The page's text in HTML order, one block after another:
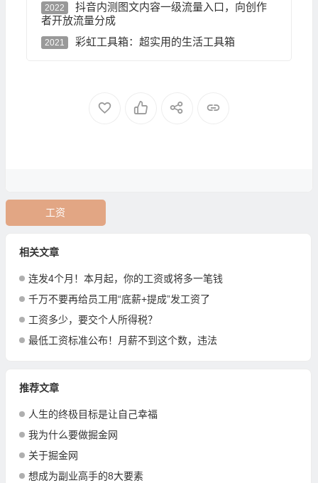
2022
抖音内测图文内容一级流量入口，向创作
者开放流量分成
2021 彩虹工具箱：超实用的生活工具箱
工资
相关文章
连发4个月！本月起，你的工资或将多一笔钱
千万不要再给员工用“底薪+提成”发工资了
工资多少，要交个人所得税？
最低工资标准公布！月薪不到这个数，违法
推荐文章
人生的终极目标是让自己幸福
我为什么要做掘金网
关于掘金网
想成为副业高手的8大要素